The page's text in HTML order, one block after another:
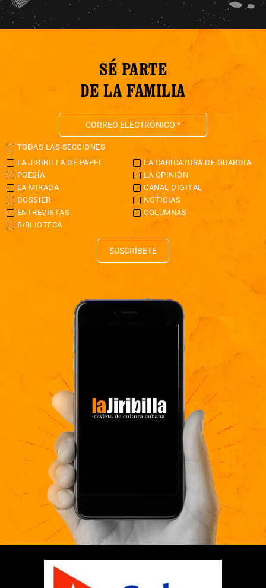
SÉ PARTE
DE LA FAMILIA
TODAS LAS SECCIONES
LA JIRIBILLA DE PAPEL
LA CARICATURA DE GUARDIA
POESÍA
LA OPINIÓN
LA MIRADA
CANAL DIGITAL
DOSSIER
NOTICIAS
ENTREVISTAS
COLUMNAS
BIBLIOTECA
SUSCRÍBETE